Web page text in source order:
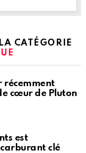
CATÉGORIE
récemment
cœur de Pluton
est
clé